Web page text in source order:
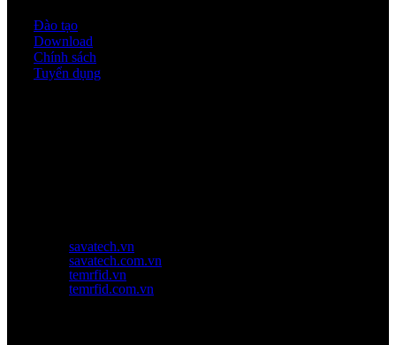
Đào tạo
Download
Chính sách
Tuyển dụng
savatech.vn
savatech.com.vn
temrfid.vn
temrfid.com.vn